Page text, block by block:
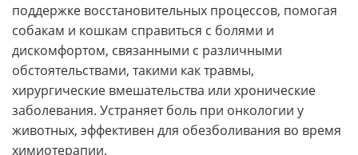
поддержке восстановительных процессов, помогая
собакам и кошкам справиться с болями и
дискомфортом, связанными с различными
обстоятельствами, такими как травмы,
хирургические вмешательства или хронические
заболевания. Устраняет боль при онкологии у
животных, эффективен для обезболивания во время
химиотерапии.